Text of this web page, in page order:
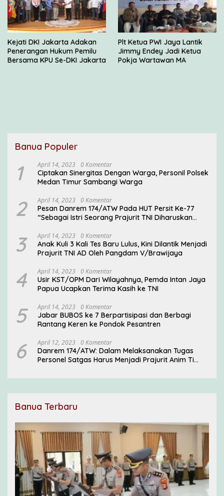
Kejati DKI Jakarta Adakan
Penerangan Hukum Pemilu
Bersama KPU Se-DKI Jakarta
Plt Ketua PWI Jaya Lantik
Jimmy Endey Jadi Ketua
Pokja Wartawan MA
Banua Populer
1 April 14, 2023 0 Komentar
Ciptakan Sinergitas Dengan Warga, Personil Polsek
Medan Timur Sambangi Warga
2 April 14, 2023 0 Komentar
Pesan Danrem 174/ATW Pada HUT Persit Ke-77
“Sebagai Istri Seorang Prajurit TNI Diharuskan
3 April 14, 2023 0 Komentar
Anak Kuli 3 Kali Tes Baru Lulus, Kini Dilantik Menjadi
Prajurit TNI AD Oleh Pangdam V/Brawijaya
4 April 14, 2023 0 Komentar
Usir KST/OPM Dari Wilayahnya, Pemda Intan Jaya
Papua Ucapkan Terima Kasih ke TNI
5 April 14, 2023 0 Komentar
Jabar BUBOS ke 7 Berpartisipasi dan Berbagi
Rantang Keren ke Pondok Pesantren
6 April 12, 2023 0 Komentar
Danrem 174/ATW: Dalam Melaksanakan Tugas
Personel Satgas Harus Menjadi Prajurit Anim Ti
Banua Terbaru